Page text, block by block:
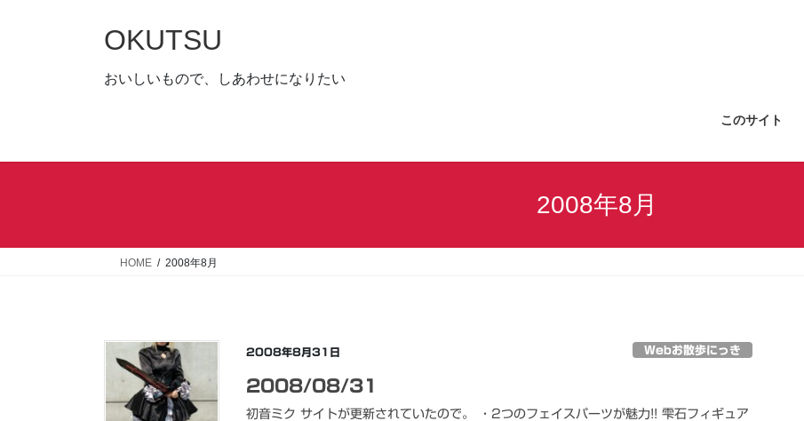
キ
に
OKUTSU
おいしいもので、しあわせになりたい
このサイト
2008年8月
HOME 2008年8月
2008年8月31日 Webお散歩にっき
2008/08/31
初音ミク サイトが更新されていたので。 ・2つのフェイスパーツが魅力!! 雫石フィギュア